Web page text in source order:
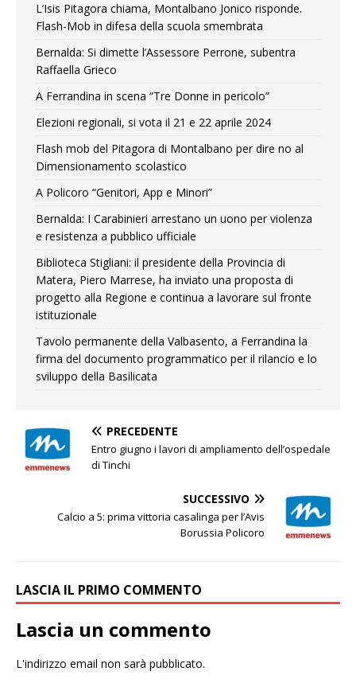
L’Isis Pitagora chiama, Montalbano Jonico risponde.
Flash-Mob in difesa della scuola smembrata
Bernalda: Si dimette l’Assessore Perrone, subentra
Raffaella Grieco
A Ferrandina in scena “Tre Donne in pericolo”
Elezioni regionali, si vota il 21 e 22 aprile 2024
Flash mob del Pitagora di Montalbano per dire no al
Dimensionamento scolastico
A Policoro “Genitori, App e Minori”
Bernalda: I Carabinieri arrestano un uono per violenza
e resistenza a pubblico ufficiale
Biblioteca Stigliani: il presidente della Provincia di
Matera, Piero Marrese, ha inviato una proposta di
progetto alla Regione e continua a lavorare sul fronte
istituzionale
Tavolo permanente della Valbasento, a Ferrandina la
firma del documento programmatico per il rilancio e lo
sviluppo della Basilicata
PRECEDENTE
Entro giugno i lavori di ampliamento dell’ospedale
di Tinchi
SUCCESSIVO
Calcio a 5: prima vittoria casalinga per l’Avis
Borussia Policoro
LASCIA IL PRIMO COMMENTO
Lascia un commento
L'indirizzo email non sarà pubblicato.